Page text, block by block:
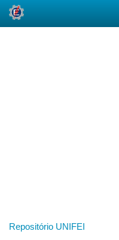
Repositório UNIFEI